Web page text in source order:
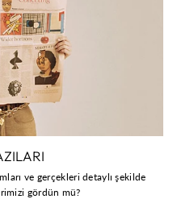
ve gerçekleri detaylı şekilde
gördün mü?